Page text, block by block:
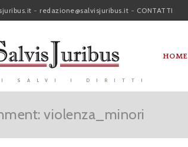
- redazione@salvisjuribus.it - CONTATTI
SALVI I DIRITTI
HOME
violenza_minori